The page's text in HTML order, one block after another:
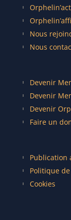
Nous
Nous
Devenir
Devenir
Devenir
Faire un
Publication
Politique
Cookies